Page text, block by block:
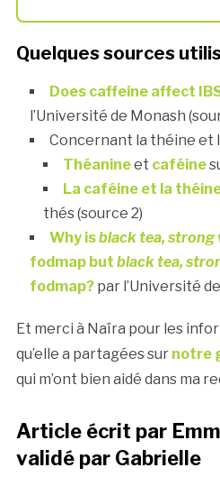
Quelques sources
Does caffeine affect
l’Université de Monash
Concernant la théine et
Théanineet caféine
La caféine et la
thés (source 2)
Why isblack tea, strong
fodmap but black tea,
fodmap?par l’Université
Et merci à Naïra pour les
qu’elle a partagées sur notre
qui m’ont bien aidé dans ma
Article écrit par
validé par Gabrielle